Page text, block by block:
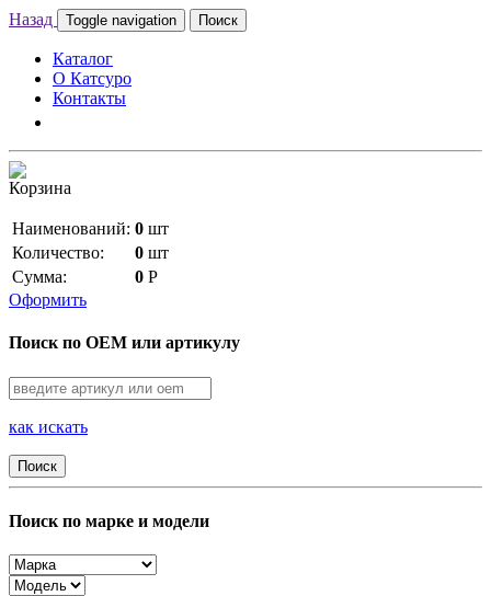
Назад Toggle navigation Поиск
Каталог
О Катсуро
Контакты
Корзина
Наименований: 0 шт
Количество:
0 шт
Сумма:
0 Р
Оформить
Поиск по OEM или артикулу
как искать
Поиск
Поиск по марке и модели